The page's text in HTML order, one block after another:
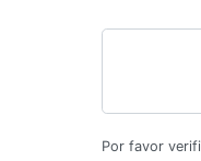
Por favor